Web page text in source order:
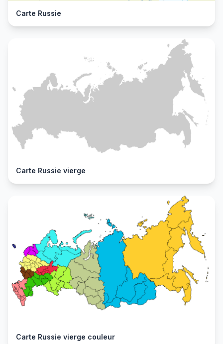
Carte Russie
Carte Russie vierge
Carte Russie vierge couleur